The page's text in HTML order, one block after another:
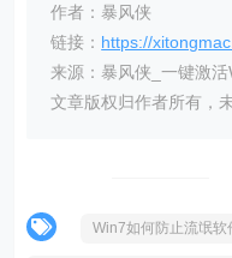
作者：暴风侠
链接： https://
来源：暴风侠_一键激
文章版权归作者所有，
Win7如何防止流氓软